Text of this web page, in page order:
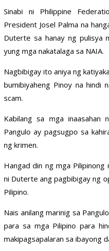
Sinabi ni Philippine
President Josel Palma na
Duterte sa hanay ng pulisya
yung mga nakatalaga sa NAIA.
Nagbibigay ito aniya ng
bumibiyaheng Pinoy na hindi
scam.
Kabilang sa mga inaasahan
Pangulo ay pagsugpo sa
ng krimen.
Hangad din ng mga Pilipinong
ni Duterte ang pagbibigay ng
Pilipino.
Nais anilang marinig sa
para sa mga Pilipino para
makipagsapalaran sa ibayong